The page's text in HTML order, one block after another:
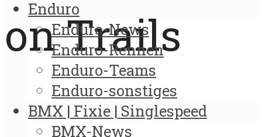
on Trails
Enduro
Enduro-News
Enduro-Rennen
Enduro-Teams
Enduro-sonstiges
BMX | Fixie | Singlespeed
BMX-News